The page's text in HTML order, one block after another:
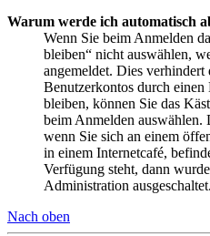
Warum werde ich automatisch
Wenn Sie beim Anmelden
bleiben“ nicht auswählen,
angemeldet. Dies verhindert
Benutzerkontos durch
bleiben, können Sie das
beim Anmelden auswählen.
wenn Sie sich an einem
in einem Internetcafé,
Verfügung steht, dann
Administration ausgeschaltet.
Nach oben